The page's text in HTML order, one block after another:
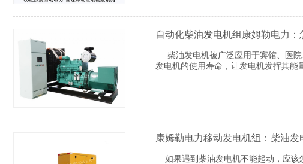
自动化柴油发电机组康姆勒电力
柴油发电机被广泛应用于宾馆、医院
发电机的使用寿命，让发电机发挥其能
康姆勒电力移动发电机组：柴油发
如果遇到柴油发电机不能起动，应该